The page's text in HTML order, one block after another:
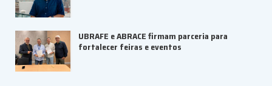
UBRAFE e ABRACE firmam parceria para
fortalecer feiras e eventos